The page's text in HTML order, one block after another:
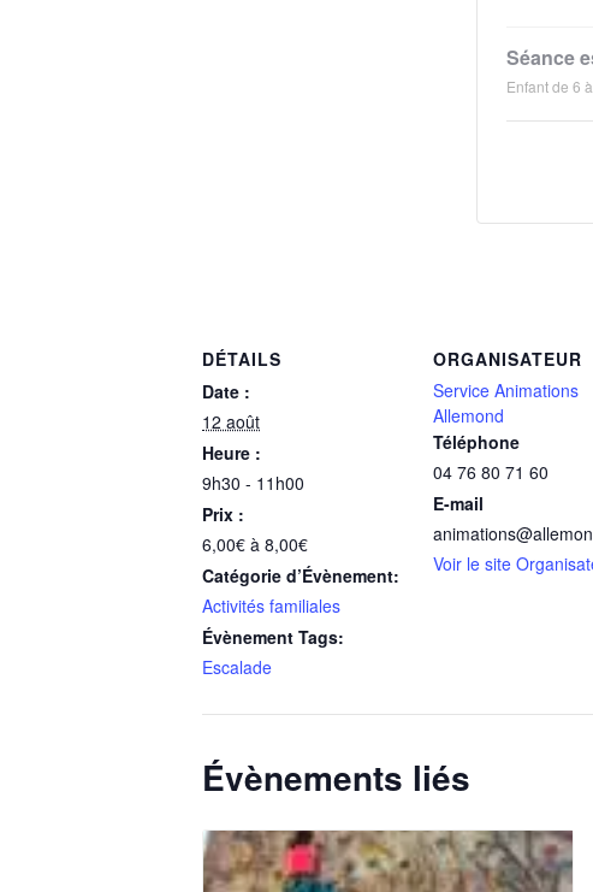
DÉTAILS
Date :
12 août
Heure :
9h30 - 11h00
Prix :
6,00€ à 8,00€
Catégorie d’Évènement:
Activités familiales
Évènement Tags:
Escalade
ORGANISATEUR
Service Animations
Allemond
Téléphone
04 76 80 71 60
E-mail
Voir le site
Séance
Enfant de 6
Évènements liés